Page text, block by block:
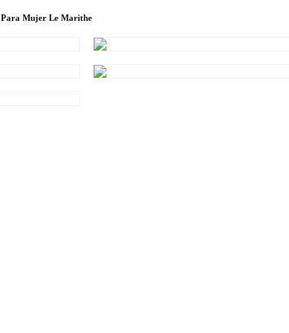
Mujer Le Marithe